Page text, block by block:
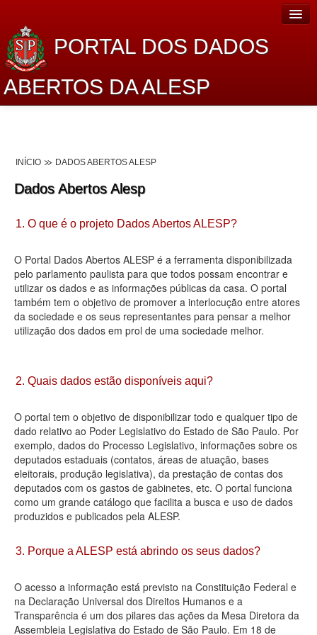
PORTAL DOS DADOS
ABERTOS DA ALESP
Lei de Acesso à Informação
Dados Governamentais Abertos
Planejamento
Catálogo de dados
Processo Legislativo
Deputados Estaduais
Agenda
Perguntas frequentes
Contato
INÍCIO DADOS ABERTOS ALESP
Dados Abertos Alesp
1. O que é o projeto Dados Abertos ALESP?
O Portal Dados Abertos ALESP é a ferramenta disponibilizada
pelo parlamento paulista para que todos possam encontrar e
utilizar os dados e as informações públicas da casa. O portal
também tem o objetivo de promover a interlocução entre atores
da sociedade e os seus representantes para pensar a melhor
utilização dos dados em prol de uma sociedade melhor.
2. Quais dados estão disponíveis aqui?
O portal tem o objetivo de disponibilizar todo e qualquer tipo de
dado relativo ao Poder Legislativo do Estado de São Paulo. Por
exemplo, dados do Processo Legislativo, informações sobre os
deputados estaduais (contatos, áreas de atuação, bases
eleitorais, produção legislativa), da prestação de contas dos
deputados com os gastos de gabinetes, etc. O portal funciona
como um grande catálogo que facilita a busca e uso de dados
produzidos e publicados pela ALESP.
3. Porque a ALESP está abrindo os seus dados?
O acesso a informação está previsto na Constituição Federal e
na Declaração Universal dos Direitos Humanos e a
Transparência é um dos pilares das ações da Mesa Diretora da
Assembleia Legislativa do Estado de São Paulo. Em 18 de